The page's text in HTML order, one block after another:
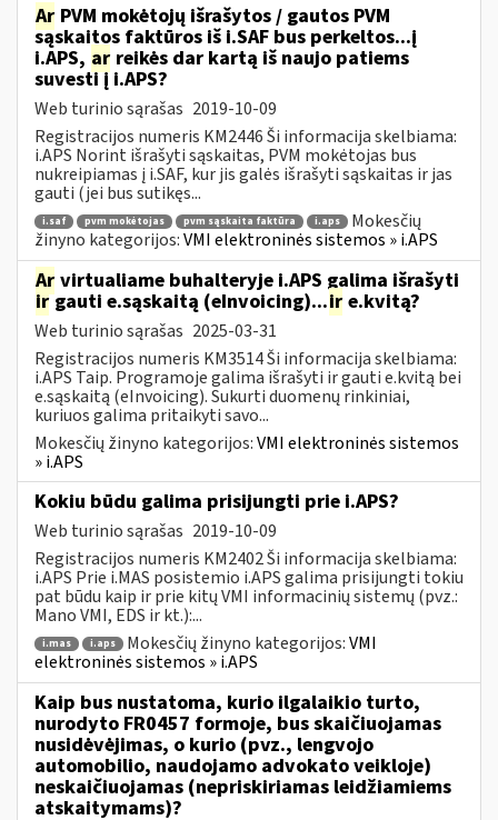
Ar PVM mokėtojų išrašytos / gautos PVM
sąskaitos faktūros iš i.SAF bus perkeltos...į
i.APS, ar reikės dar kartą iš naujo patiems
suvesti į i.APS?
Web turinio sąrašas 2019-10-09
Registracijos numeris KM2446 Ši informacija skelbiama:
i.APS Norint išrašyti sąskaitas, PVM mokėtojas bus
nukreipiamas į i.SAF, kur jis galės išrašyti sąskaitas ir jas
gauti (jei bus sutikęs...
i.saf pvm mokėtojas pvm sąskaita faktūra i.aps
Mokesčių
žinyno kategorijos:VMI elektroninės sistemos » i.APS
Ar virtualiame buhalteryje i.APS galima išrašyti
irgauti e.sąskaitą (eInvoicing)...ir e.kvitą?
Web turinio sąrašas 2025-03-31
Registracijos numeris KM3514 Ši informacija skelbiama:
i.APS Taip. Programoje galima išrašyti ir gauti e.kvitą bei
e.sąskaitą (eInvoicing). Sukurti duomenų rinkiniai,
kuriuos galima pritaikyti savo...
Mokesčių žinyno kategorijos:VMI elektroninės sistemos
» i.APS
Kokiu būdu galima prisijungti prie i.APS?
Web turinio sąrašas 2019-10-09
Registracijos numeris KM2402 Ši informacija skelbiama:
i.APS Prie i.MAS posistemio i.APS galima prisijungti tokiu
pat būdu kaip ir prie kitų VMI informacinių sistemų (pvz.:
Mano VMI, EDS ir kt.):...
i.mas i.aps Mokesčių žinyno kategorijos:VMI
elektroninės sistemos » i.APS
Kaip bus nustatoma, kurio ilgalaikio turto,
nurodyto FR0457 formoje, bus skaičiuojamas
nusidėvėjimas, o kurio (pvz., lengvojo
automobilio, naudojamo advokato veikloje)
neskaičiuojamas (nepriskiriamas leidžiamiems
atskaitymams)?